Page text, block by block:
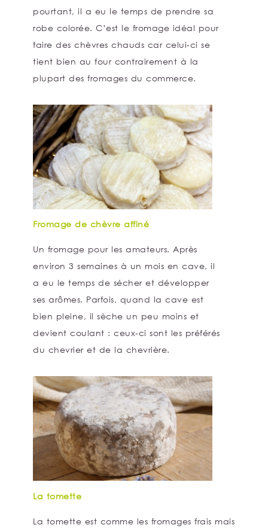
pourtant, il a eu le temps de prendre sa
robe colorée. C’est le fromage idéal pour
faire des chèvres chauds car celui-ci se
tient bien au four contrairement à la
plupart des fromages du commerce.
Fromage de chèvre affiné
Un fromage pour les amateurs. Après
environ 3 semaines à un mois en cave, il
a eu le temps de sécher et développer
ses arômes. Parfois, quand la cave est
bien pleine, il sèche un peu moins et
devient coulant : ceux-ci sont les préférés
du chevrier et de la chevrière.
La tomette
La tomette est comme les fromages frais mais